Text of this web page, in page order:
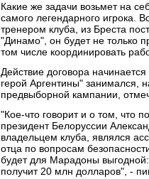
Какие же задачи возьмет на
самого легендарного игрока.
тренером клуба, из Бреста
"Динамо", он будет не только
том числе координировать
Действие договора
герой Аргентины" занимался,
предвыборной кампании,
"Кое-что говорит и о том, что
президент Белоруссии
владельцем клуба, являлся
отца по вопросам
будет для Марадоны
получит 20 млн долларов", -